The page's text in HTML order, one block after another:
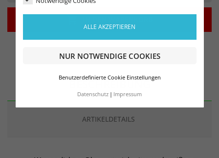
ALLE AKZEPTIEREN
NUR NOTWENDIGE COOKIES
Benutzerdefinierte Cookie Einstellungen
Datenschutz Impressum
BESCHREIBUNG
ARTIKELDETAILS